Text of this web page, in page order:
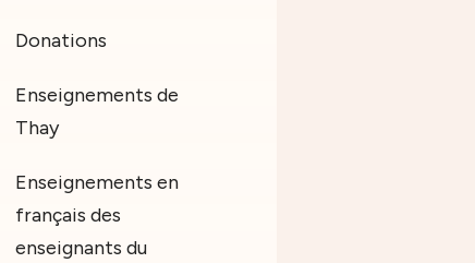
Donations
Enseignements de
Thay
Enseignements en
français des
enseignants du